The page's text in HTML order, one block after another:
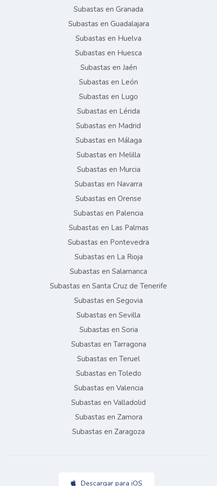
Subastas en Granada
Subastas en Guadalajara
Subastas en Huelva
Subastas en Huesca
Subastas en Jaén
Subastas en León
Subastas en Lugo
Subastas en Lérida
Subastas en Madrid
Subastas en Málaga
Subastas en Melilla
Subastas en Murcia
Subastas en Navarra
Subastas en Orense
Subastas en Palencia
Subastas en Las Palmas
Subastas en Pontevedra
Subastas en La Rioja
Subastas en Salamanca
Subastas en Santa Cruz de Tenerife
Subastas en Segovia
Subastas en Sevilla
Subastas en Soria
Subastas en Tarragona
Subastas en Teruel
Subastas en Toledo
Subastas en Valencia
Subastas en Valladolid
Subastas en Zamora
Subastas en Zaragoza
Descargar para iOS